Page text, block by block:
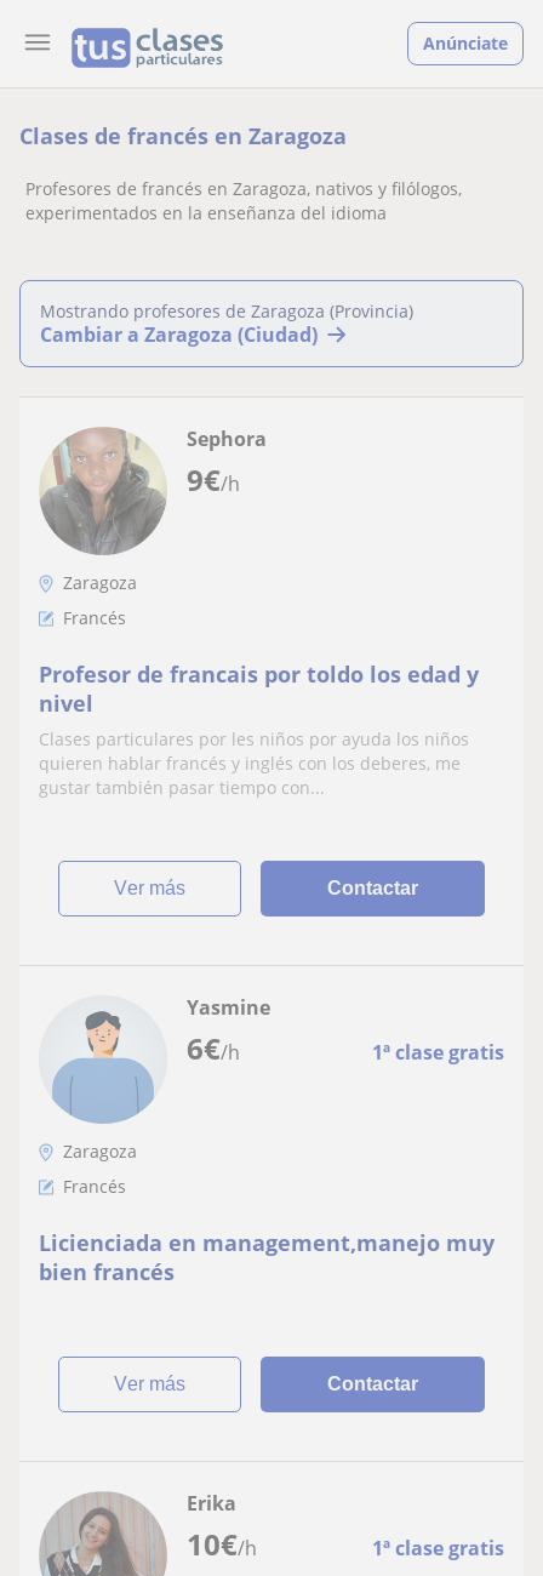
Anúnciate
Clases de francés en Zaragoza
Profesores de francés en Zaragoza, nativos y filólogos,
experimentados en la enseñanza del idioma
Mostrando profesores de Zaragoza (Provincia)
Cambiar a Zaragoza (Ciudad)
9€/h
Sephora
Zaragoza
Francés
Profesor de francais por toldo los edad y
nivel
Clases particulares por les niños por ayuda los niños
quieren hablar francés y inglés con los deberes, me
gustar también pasar tiempo con...
ver más Contactar
6€/h 1ª clase gratis
Yasmine
Zaragoza
Francés
Licienciada en management,manejo muy
bien francés
ver más Contactar
10€/h 1ª clase gratis
Erika